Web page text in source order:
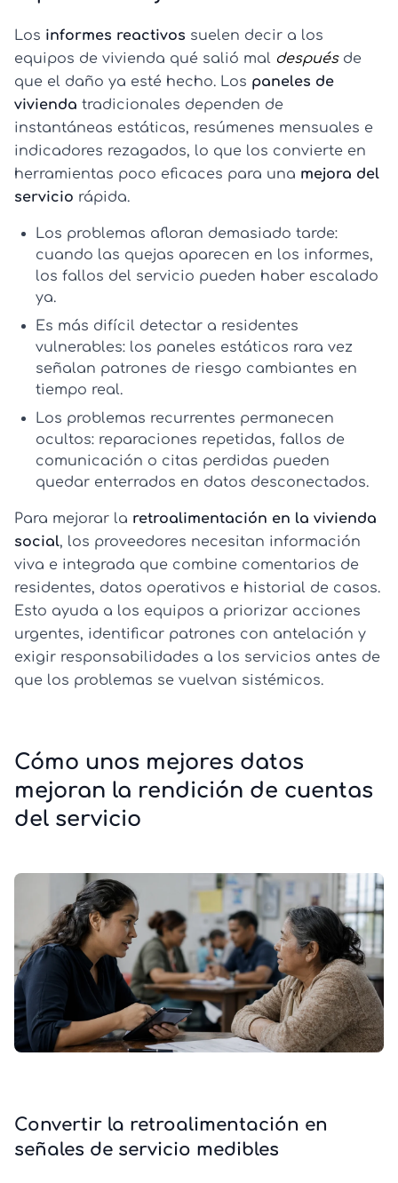
Los informes reactivos suelen decir a los
equipos de vivienda qué salió mal despuésde
que el daño ya esté hecho. Los paneles de
vivienda tradicionales dependen de
instantáneas estáticas, resúmenes mensuales e
indicadores rezagados, lo que los convierte en
herramientas poco eficaces para una mejora del
servicio rápida.
Los problemas afloran demasiado tarde:
cuando las quejas aparecen en los informes,
los fallos del servicio pueden haber escalado
ya.
Es más difícil detectar a residentes
vulnerables: los paneles estáticos rara vez
señalan patrones de riesgo cambiantes en
tiempo real.
Los problemas recurrentes permanecen
ocultos: reparaciones repetidas, fallos de
comunicación o citas perdidas pueden
quedar enterrados en datos desconectados.
Para mejorar la retroalimentación en la vivienda
social, los proveedores necesitan información
viva e integrada que combine comentarios de
residentes, datos operativos e historial de casos.
Esto ayuda a los equipos a priorizar acciones
urgentes, identificar patrones con antelación y
exigir responsabilidades a los servicios antes de
que los problemas se vuelvan sistémicos.
Cómo unos mejores datos
mejoran la rendición de cuentas
del servicio
Convertir la retroalimentación en
señales de servicio medibles